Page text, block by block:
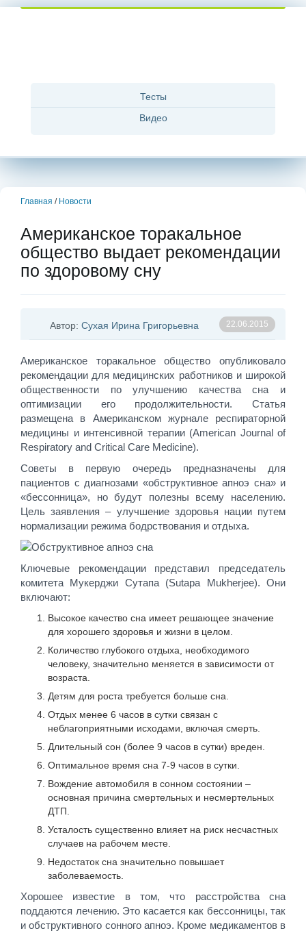
Тесты
Видео
Главная / Новости
Американское торакальное
общество выдает рекомендации
по здоровому сну
Автор: Сухая Ирина Григорьевна 22.06.2015
Американское торакальное общество опубликовало
рекомендации для медицинских работников и широкой
общественности по улучшению качества сна и
оптимизации его продолжительности. Статья
размещена в Американском журнале респираторной
медицины и интенсивной терапии (American Journal of
Respiratory and Critical Care Medicine).
Советы в первую очередь предназначены для
пациентов с диагнозами «обструктивное апноэ сна» и
«бессонница», но будут полезны всему населению.
Цель заявления – улучшение здоровья нации путем
нормализации режима бодрствования и отдыха.
Ключевые рекомендации представил председатель
комитета Мукерджи Сутапа (Sutapa Mukherjee). Они
включают:
Высокое качество сна имеет решающее значение
для хорошего здоровья и жизни в целом.
Количество глубокого отдыха, необходимого
человеку, значительно меняется в зависимости от
возраста.
Детям для роста требуется больше сна.
Отдых менее 6 часов в сутки связан с
неблагоприятными исходами, включая смерть.
Длительный сон (более 9 часов в сутки) вреден.
Оптимальное время сна 7-9 часов в сутки.
Вождение автомобиля в сонном состоянии –
основная причина смертельных и несмертельных
ДТП.
Усталость существенно влияет на риск несчастных
случаев на рабочем месте.
Недостаток сна значительно повышает
заболеваемость.
Хорошее известие в том, что расстройства сна
поддаются лечению. Это касается как бессонницы, так
и обструктивного сонного апноэ. Кроме медикаментов в